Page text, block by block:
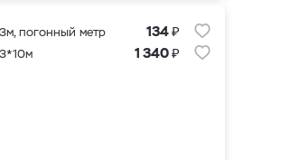
3м, погонный метр 134₽
3*10м 1 340₽